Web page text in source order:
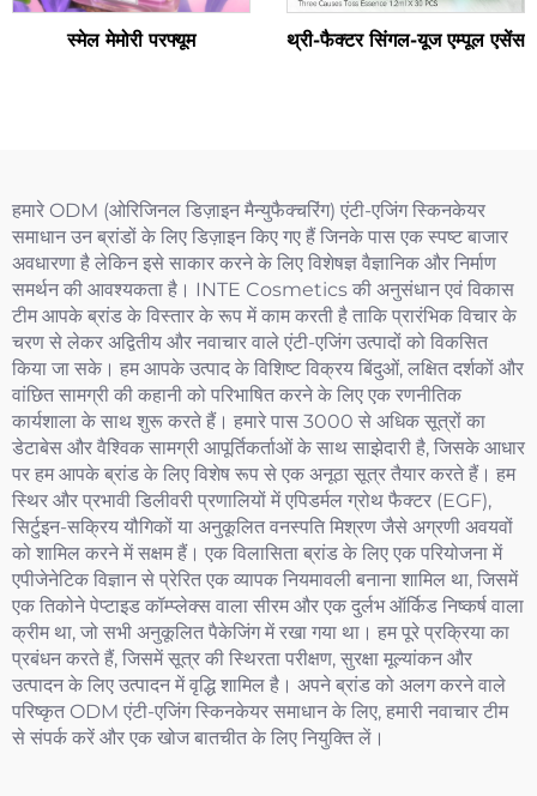
स्मेल मेमोरी परफ्यूम थ्री-फैक्टर सिंगल-यूज एम्पूल एसेंस
हमारे ODM (ओरिजिनल डिज़ाइन मैन्युफैक्चरिंग) एंटी-एजिंग स्किनकेयर
समाधान उन ब्रांडों के लिए डिज़ाइन किए गए हैं जिनके पास एक स्पष्ट बाजार
अवधारणा है लेकिन इसे साकार करने के लिए विशेषज्ञ वैज्ञानिक और निर्माण
समर्थन की आवश्यकता है। INTE Cosmetics की अनुसंधान एवं विकास
टीम आपके ब्रांड के विस्तार के रूप में काम करती है ताकि प्रारंभिक विचार के
चरण से लेकर अद्वितीय और नवाचार वाले एंटी-एजिंग उत्पादों को विकसित
किया जा सके। हम आपके उत्पाद के विशिष्ट विक्रय बिंदुओं, लक्षित दर्शकों और
वांछित सामग्री की कहानी को परिभाषित करने के लिए एक रणनीतिक
कार्यशाला के साथ शुरू करते हैं। हमारे पास 3000 से अधिक सूत्रों का
डेटाबेस और वैश्विक सामग्री आपूर्तिकर्ताओं के साथ साझेदारी है, जिसके आधार
पर हम आपके ब्रांड के लिए विशेष रूप से एक अनूठा सूत्र तैयार करते हैं। हम
स्थिर और प्रभावी डिलीवरी प्रणालियों में एपिडर्मल ग्रोथ फैक्टर (EGF),
सिर्टुइन-सक्रिय यौगिकों या अनुकूलित वनस्पति मिश्रण जैसे अग्रणी अवयवों
को शामिल करने में सक्षम हैं। एक विलासिता ब्रांड के लिए एक परियोजना में
एपीजेनेटिक विज्ञान से प्रेरित एक व्यापक नियमावली बनाना शामिल था, जिसमें
एक तिकोने पेप्टाइड कॉम्प्लेक्स वाला सीरम और एक दुर्लभ ऑर्किड निष्कर्ष वाला
क्रीम था, जो सभी अनुकूलित पैकेजिंग में रखा गया था। हम पूरे प्रक्रिया का
प्रबंधन करते हैं, जिसमें सूत्र की स्थिरता परीक्षण, सुरक्षा मूल्यांकन और
उत्पादन के लिए उत्पादन में वृद्धि शामिल है। अपने ब्रांड को अलग करने वाले
परिष्कृत ODM एंटी-एजिंग स्किनकेयर समाधान के लिए, हमारी नवाचार टीम
से संपर्क करें और एक खोज बातचीत के लिए नियुक्ति लें।